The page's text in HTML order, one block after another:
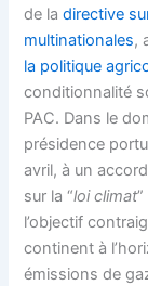
de ladirective
multinationales,
la politique
conditionnalité
PAC. Dans le
présidence
avril, à un
sur la “loi climat
l’objectif
continent à
émissions de